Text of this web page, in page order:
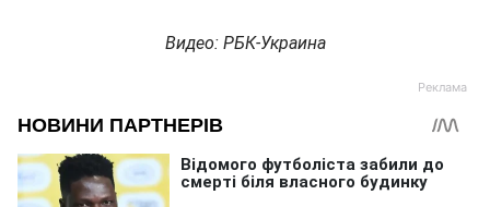
Видео: РБК-Украина